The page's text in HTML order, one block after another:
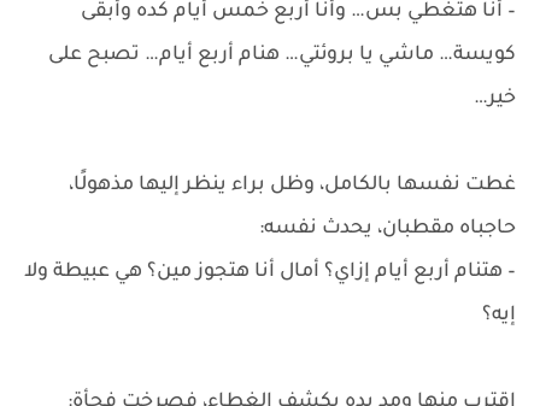
– أنا هتغطي بس… وأنا أربع خمس أيام كده وأبقى
كويسة… ماشي يا بروئتي… هنام أربع أيام… تصبح على
خير…
غطت نفسها بالكامل، وظل براء ينظر إليها مذهولًا،
حاجباه مقطبان، يحدث نفسه:
– هتنام أربع أيام إزاي؟ أمال أنا هتجوز مين؟ هي عبيطة ولا
إيه؟